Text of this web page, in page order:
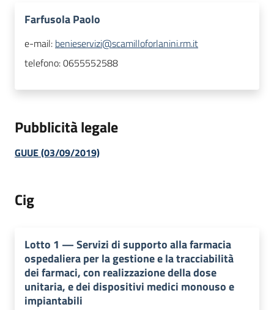
Farfusola Paolo
e-mail: benieservizi@scamilloforlanini.rm.it
telefono:0655552588
Pubblicità legale
GUUE (03/09/2019)
Cig
Lotto 1 —Servizi di supporto alla farmacia
ospedaliera per la gestione e la tracciabilità
dei farmaci, con realizzazione della dose
unitaria, e dei dispositivi medici monouso e
impiantabili